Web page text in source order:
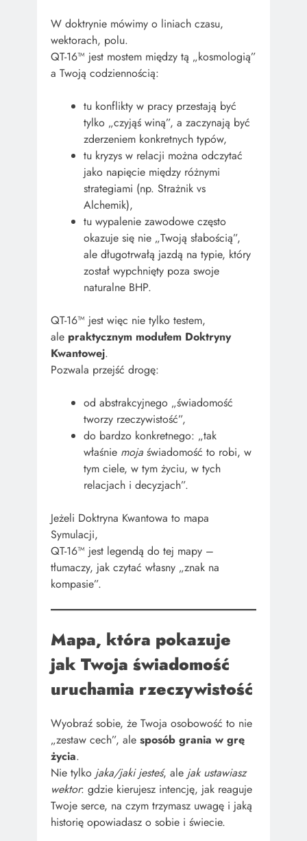
W doktrynie mówimy o liniach czasu,
wektorach, polu.
QT-16™ jest mostem między tą „kosmologią”
a Twoją codziennością:
tu konflikty w pracy przestają być
tylko „czyjąś winą”, a zaczynają być
zderzeniem konkretnych typów,
tu kryzys w relacji można odczytać
jako napięcie między różnymi
strategiami (np. Strażnik vs
Alchemik),
tu wypalenie zawodowe często
okazuje się nie „Twoją słabością”,
ale długotrwałą jazdą na typie, który
został wypchnięty poza swoje
naturalne BHP.
QT-16™ jest więc nie tylko testem,
ale praktycznym modułem Doktryny
Kwantowej.
Pozwala przejść drogę:
od abstrakcyjnego „świadomość
tworzy rzeczywistość”,
do bardzo konkretnego: „tak
właśnie moja świadomość to robi, w
tym ciele, w tym życiu, w tych
relacjach i decyzjach”.
Jeżeli Doktryna Kwantowa to mapa
Symulacji,
QT-16™ jest legendą do tej mapy –
tłumaczy, jak czytać własny „znak na
kompasie”.
Mapa, która pokazuje
jak Twoja świadomość
uruchamia rzeczywistość
Wyobraź sobie, że Twoja osobowość to nie
„zestaw cech”, ale sposób grania w grę
życia.
Nie tylko jaka/jaki jesteś, ale jak ustawiasz
wektor: gdzie kierujesz intencję, jak reaguje
Twoje serce, na czym trzymasz uwagę i jaką
historię opowiadasz o sobie i świecie.